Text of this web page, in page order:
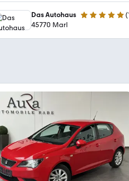
Das Autohaus 4.9 Sterne (
45770 Marl